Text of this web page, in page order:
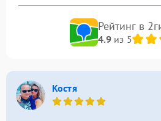
Рейтинг в
4.9из 5
Костя